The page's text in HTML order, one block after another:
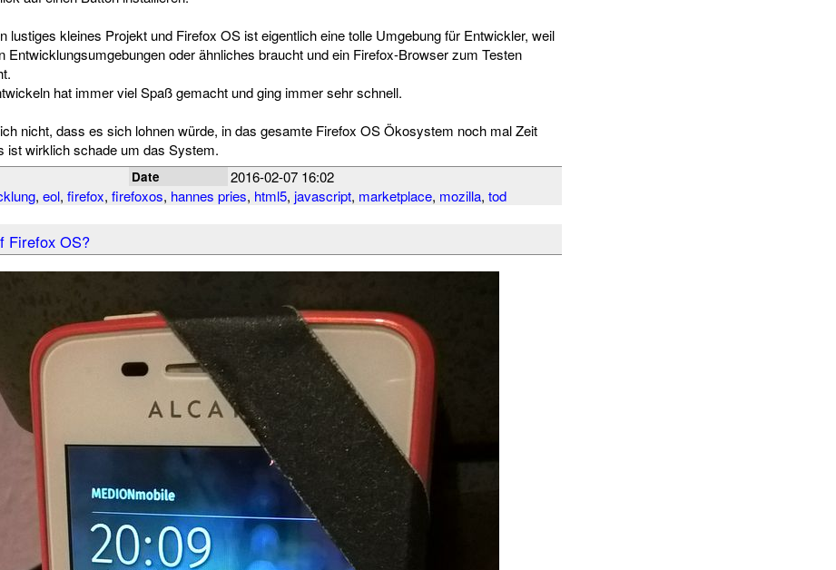
lustiges kleines Projekt und Firefox OS ist eigentlich eine tolle Umgebung für Entwickler, weil
Entwicklungsumgebungen oder ähnliches braucht und ein Firefox-Browser zum Testen
hat immer viel Spaß gemacht und ging immer sehr schnell.
nicht, dass es sich lohnen würde, in das gesamte Firefox OS Ökosystem noch mal Zeit
ist wirklich schade um das System.
Date 2016-02-07 16:02
, eol, firefox, firefoxos, hannes pries, html5, javascript, marketplace, mozilla, tod
Firefox OS?